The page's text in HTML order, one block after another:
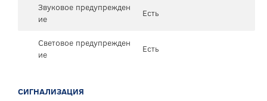
Звуковое предупрежден
ие
Есть
Световое предупрежден
ие
Есть
СИГНАЛИЗАЦИЯ